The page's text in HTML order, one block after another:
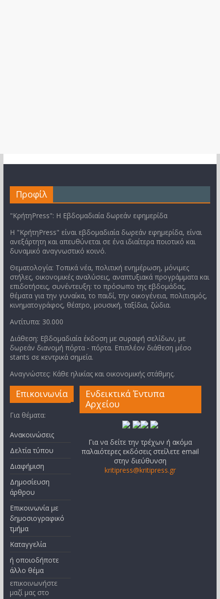
Προφίλ
"ΚρήτηPress": Η Εβδομαδιαία δωρεάν εφημερίδα
Η "ΚρήτηPress" είναι εβδομαδιαία δωρεάν εφημερίδα, είναι
ανεξάρτητη και απευθύνεται σε ένα ιδιαίτερα ποιοτικό και
δυναμικό αναγνωστικό κοινό.
Θεματολογία: Τοπικά νέα, πολιτική ενημέρωση, μόνιμες
στήλες, οικονομικές αναλύσεις, αναπτυξιακά προγράμματα και
επιδοτήσεις, συνέντευξη: το πρόσωπο της εβδομάδας,
θέματα για την γυναίκα, το παιδί, την οικογένεια, πολιτισμός,
κινηματογράφος, θέατρο, μουσική, ταξίδια, ζώδια.
Αντίτυπα: 30.000
Διάθεση: Εβδομαδιαία έκδοση με συραφή σελίδων, με
δωρεάν διανομή πόρτα - πόρτα. Επιπλέον διάθεση μέσο
stants σε κεντρικά σημεία.
Αναγνώστες: Κάθε ηλικίας και οικονομικής στάθμης.
Επικοινωνία
Για θέματα:
Ανακοινώσεις
Δελτία τύπου
Διαφήμιση
Δημοσίευση
άρθρου
Επικοινωνία με
δημοσιογραφικό
τμήμα
Καταγγελία
ή οποιοδήποτε
άλλο θέμα
επικοινωνήστε
μαζί μας στο
Ενδεικτικά Έντυπα
Αρχείου
Για να δείτε την τρέχων ή ακόμα
παλαιότερες εκδόσεις στείλετε email
στην διεύθυνση
kritipress@kritipress.gr